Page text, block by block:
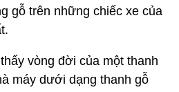
gỗ trên những chiếc xe của
vòng đời của một thanh
máy dưới dạng thanh gỗ